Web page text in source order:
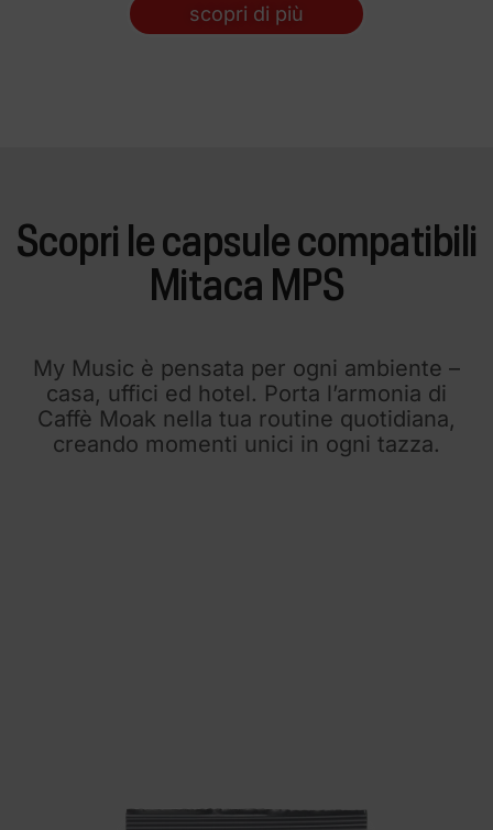
scopri di più
Scopri le capsule compatibili
Mitaca MPS
My Music è pensata per ogni ambiente –
casa, uffici ed hotel. Porta l’armonia di
Caffè Moak nella tua routine quotidiana,
creando momenti unici in ogni tazza.​